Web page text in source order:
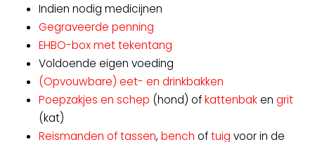
Indien nodig medicijnen
Gegraveerde penning
EHBO-box met tekentang
Voldoende eigen voeding
(Opvouwbare) eet- en drinkbakken
Poepzakjes en schep (hond) ofkattenbaken grit
(kat)
Reismanden of tassen, bench oftuig voor in de